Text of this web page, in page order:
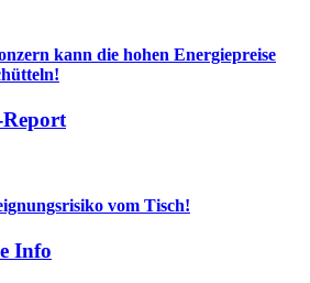
kann die hohen Energiepreise
Report
vom Tisch!
Info